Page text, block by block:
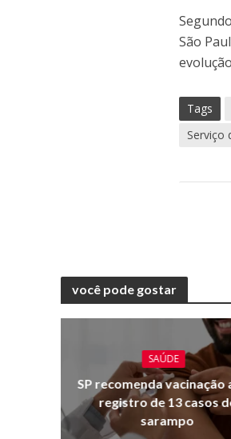
São
Tags
Serviço
você pode gostar
SAÚDE
SP recomenda vacinação
registro de 13 casos
sarampo